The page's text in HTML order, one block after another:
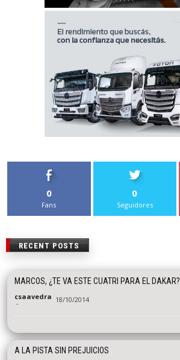
0
Fans
0
Seguidores
RECENT POSTS
MARCOS, ¿TE VA ESTE CUATRI PARA EL DAKAR?
csaavedra
- 18/10/2014
A LA PISTA SIN PREJUICIOS